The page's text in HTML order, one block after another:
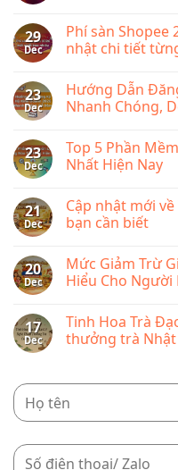
cho
mọi
doanh
hiểu
phần
mềm
bán
hàng
KiotViet
Miễn
phí
bãi
phí
môn
bài
2026
29
Dec
Phí sàn Shopee
nhật chi tiết
on
Phí
sàn
mới
nhất
bao
nhật
chi
tiết
phí
23
Dec
Hướng Dẫn
Nhanh Chóng,
on
Hướng
Dẫn
Hộ
Kinh
Doanh
Chóng,
Dễ
Dàng
23
Dec
Top 5 Phần
Nhất Hiện Nay
on
Top
5
Quản
Lý
Bán
Tốt
Nhất
Hiện
21
Dec
Cập nhật mới
bạn cần biết
on
Cập
nhật
Thuế
thu
nhập
2026
cần
20
Dec
Mức Giảm Trừ
Hiểu Cho Người
on
Mức
Giảm
Cảnh
Mới
Người
17
Dec
Tinh Hoa Trà
thưởng trà Nhật
on
Hoa
Khám